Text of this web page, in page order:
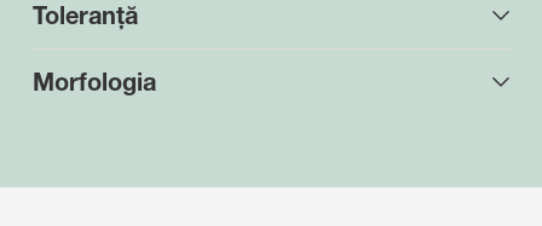
Toleranță
Morfologia